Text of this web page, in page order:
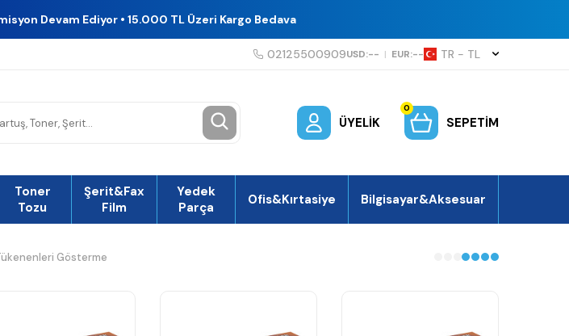
Devam Ediyor • 15.000 TL Üzeri Kargo Bedava
02125500909USD:-- | EUR:-- TR − TL
ÜYELIK
0
SEPETIM
Toner
Tozu
Şerit&Fax
Film
Yedek
Parça
Ofis&Kırtasiye Bilgisayar&Aksesuar
Gösterme